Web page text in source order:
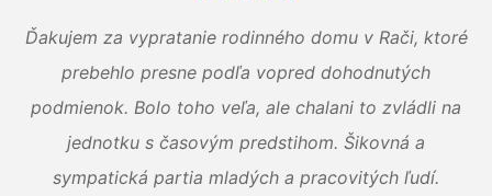
Ďakujem za vypratanie rodinného domu v Rači, ktoré
prebehlo presne podľa vopred dohodnutých
podmienok. Bolo toho veľa, ale chalani to zvládli na
jednotku s časovým predstihom. Šikovná a
sympatická partia mladých a pracovitých ľudí.